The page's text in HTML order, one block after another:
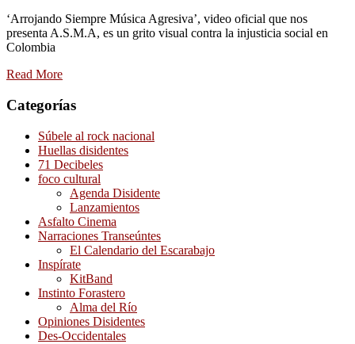
‘Arrojando Siempre Música Agresiva’, video oficial que nos
presenta A.S.M.A, es un grito visual contra la injusticia social en
Colombia
Read More
Categorías
Súbele al rock nacional
Huellas disidentes
71 Decibeles
foco cultural
Agenda Disidente
Lanzamientos
Asfalto Cinema
Narraciones Transeúntes
El Calendario del Escarabajo
Inspírate
KitBand
Instinto Forastero
Alma del Río
Opiniones Disidentes
Des-Occidentales